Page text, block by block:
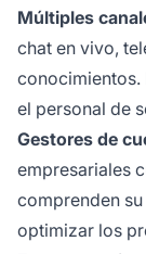
Múltiples
chat en vivo,
conocimientos.
el personal de
Gestores de
empresariales
comprenden
optimizar los